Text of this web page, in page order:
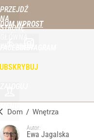
PRZEJDŹ
NA
STRONĘ
DOM WPROST
Dom / Wnętrza
Autor:
Ewa Jagalska